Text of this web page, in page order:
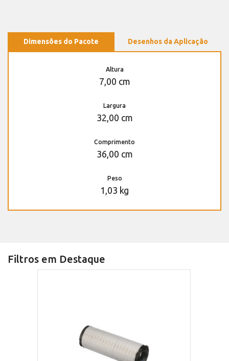
Dimensões do Pacote Desenhos da Aplicação
Altura
7,00 cm
Largura
32,00 cm
Comprimento
36,00 cm
Peso
1,03 kg
Filtros em Destaque